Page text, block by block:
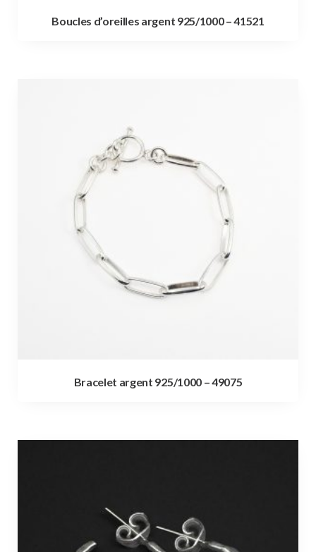
Boucles d’oreilles argent 925/1000 – 41521
Bracelet argent 925/1000 – 49075